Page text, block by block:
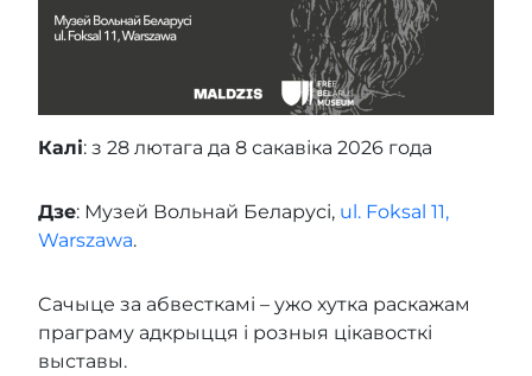
Калі: з 28 лютага да 8 сакавіка 2026 года
Дзе: Музей Вольнай Беларусі, ul. Foksal 11,
Warszawa.
Cачыце за абвесткамі – ужо хутка раскажам
праграму адкрыцця і розныя цікавосткі
выставы.